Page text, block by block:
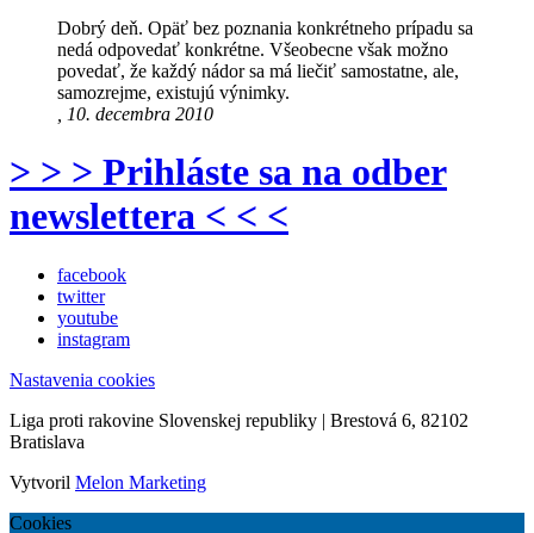
Dobrý deň. Opäť bez poznania konkrétneho prípadu sa
nedá odpovedať konkrétne. Všeobecne však možno
povedať, že každý nádor sa má liečiť samostatne, ale,
samozrejme, existujú výnimky.
, 10. decembra 2010
> > > Prihláste sa na odber
newslettera < < <
facebook
twitter
youtube
instagram
Nastavenia cookies
Liga proti rakovine Slovenskej republiky | Brestová 6, 82102
Bratislava
Vytvoril Melon Marketing
Cookies